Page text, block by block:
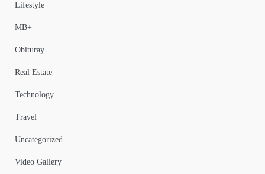
Lifestyle
MB+
Obituray
Real Estate
Technology
Travel
Uncategorized
Video Gallery